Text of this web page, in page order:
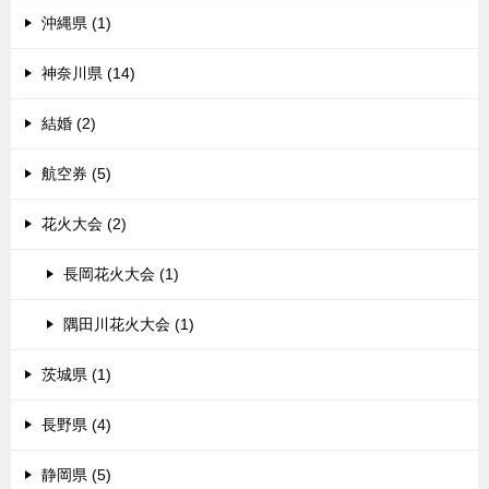
沖縄県 (1)
神奈川県 (14)
結婚 (2)
航空券 (5)
花火大会 (2)
長岡花火大会 (1)
隅田川花火大会 (1)
茨城県 (1)
長野県 (4)
静岡県 (5)